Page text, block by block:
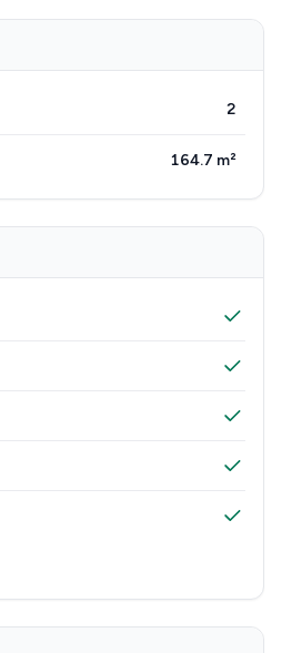
2
164.7 m²